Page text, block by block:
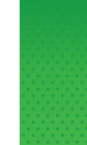
RHEITA Kladde
Blatt, 80g/m²